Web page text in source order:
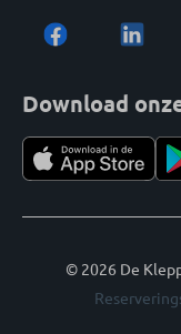
Download
© 2026 De